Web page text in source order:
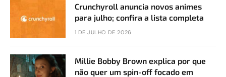
Crunchyroll anuncia novos animes
para julho; confira a lista completa
1 DE JULHO DE 2026
Millie Bobby Brown explica por que
não quer um spin-off focado em